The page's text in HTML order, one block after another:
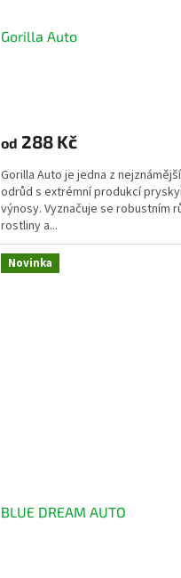
Gorilla Auto
od 288 Kč
Gorilla Auto je jedna z
odrůd s extrémní produkcí
výnosy. Vyznačuje se robustním
rostliny a...
Novinka
BLUE DREAM AUTO